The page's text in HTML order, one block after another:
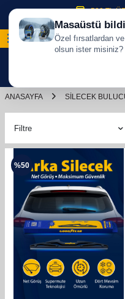
500 TL
ANASAYFA SILECEK
Filtre
%50